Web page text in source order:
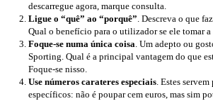
descarregue agora, marque consulta.
Ligue o “quê” ao “porquê”. Descreva o que
Qual o benefício para o utilizador se ele tomar a
Foque-se numa única coisa. Um adepto ou
Sporting. Qual é a principal vantagem do que
Foque-se nisso.
Use números carateres especiais. Estes
específicos: não é poupar cem euros, mas sim